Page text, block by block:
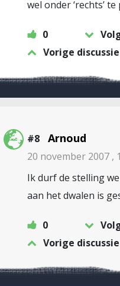
wel onder ‘rechts’
0
Vorige discussie
#8 Arnoud
20 november 2007 ,
Ik durf de stelling
aan het dwalen is
0
Vorige discussie